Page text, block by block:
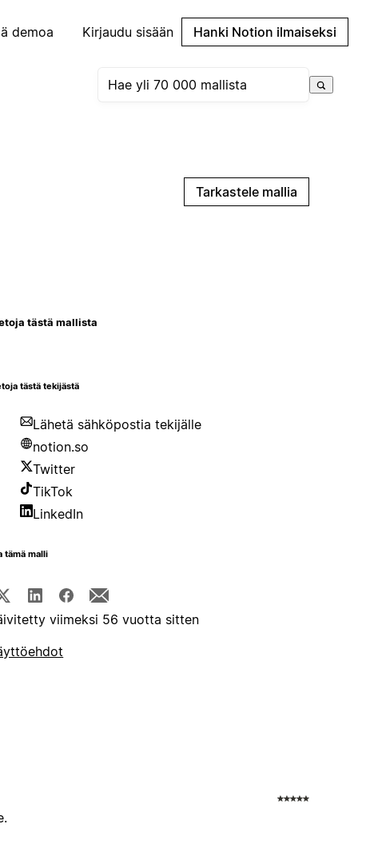
demoa Kirjaudu sisään Hanki Notion ilmaiseksi
Tarkastele mallia
tästä mallista
tästä tekijästä
Lähetä sähköpostia tekijälle
notion.so
Twitter
TikTok
LinkedIn
tämä malli
viimeksi 56 vuotta sitten